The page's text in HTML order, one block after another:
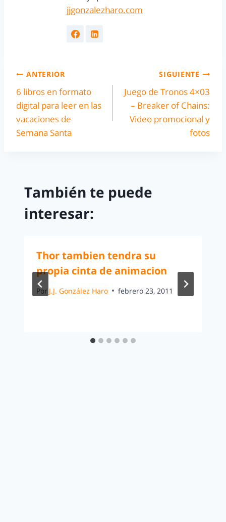
jjgonzalezharo.com
ANTERIOR
6 libros en formato
digital para leer en las
vacaciones de
Semana Santa
SIGUIENTE
Juego de Tronos 4×03
– Breaker of Chains:
Video promocional y
fotos
También te puede
interesar:
Thor tambien tendra su
propia cinta de animacion
Por J.J. González Haro febrero 23, 2011